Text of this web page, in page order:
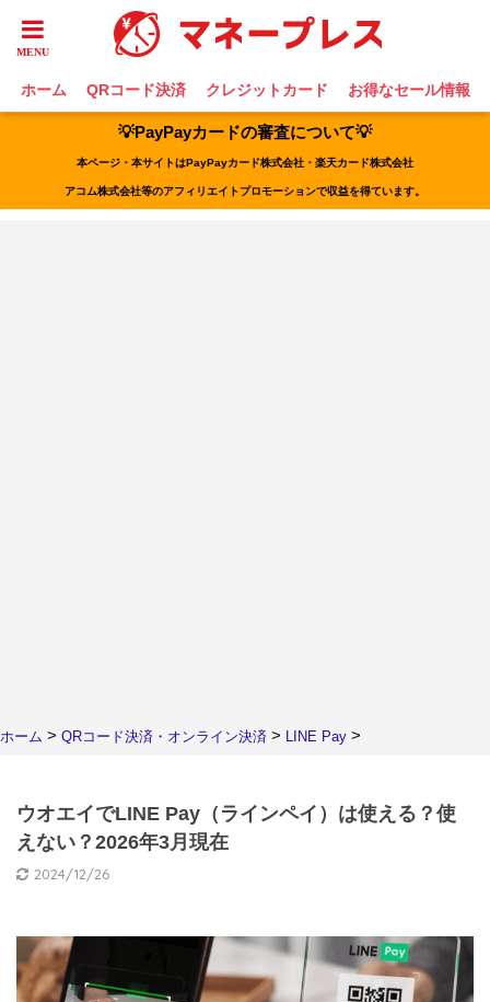
ホーム QRコード決済 クレジットカード お得なセール情報
💡PayPayカードの審査について💡
本ページ・本サイトはPayPayカード株式会社・楽天カード株式会社
アコム株式会社等のアフィリエイトプロモーションで収益を得ています。
ホーム > QRコード決済・オンライン決済 > LINE Pay >
ウオエイでLINE Pay（ラインペイ）は使える？使
えない？2026年3月現在
2024/12/26